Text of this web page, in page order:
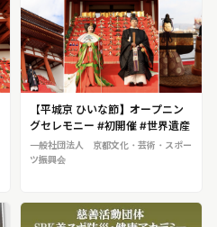
【平城京 ひいな節】オープニン
グセレモニー #初開催 #世界遺産
一般社団法人 京都文化・芸術・スポー
ツ振興会